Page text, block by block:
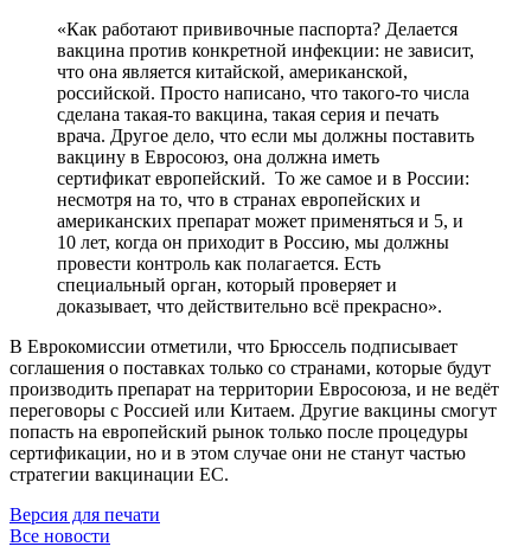
«Как работают прививочные паспорта? Делается
вакцина против конкретной инфекции: не зависит,
что она является китайской, американской,
российской. Просто написано, что такого-то числа
сделана такая-то вакцина, такая серия и печать
врача. Другое дело, что если мы должны поставить
вакцину в Евросоюз, она должна иметь
сертификат европейский. То же самое и в России:
несмотря на то, что в странах европейских и
американских препарат может применяться и 5, и
10 лет, когда он приходит в Россию, мы должны
провести контроль как полагается. Есть
специальный орган, который проверяет и
доказывает, что действительно всё прекрасно».
В Еврокомиссии отметили, что Брюссель подписывает
соглашения о поставках только со странами, которые будут
производить препарат на территории Евросоюза, и не ведёт
переговоры с Россией или Китаем. Другие вакцины смогут
попасть на европейский рынок только после процедуры
сертификации, но и в этом случае они не станут частью
стратегии вакцинации ЕС.
Версия для печати
Все новости